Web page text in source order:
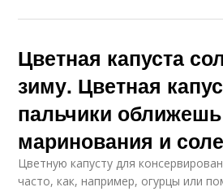
Цветная капуста
зиму. Цветная
пальчики
маринования и
Цветную капусту для
часто, как, например, огурцы или